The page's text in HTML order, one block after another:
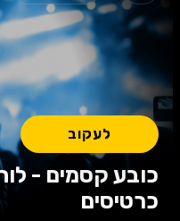
כובע קסמים -
כרטיסים
לעקוב